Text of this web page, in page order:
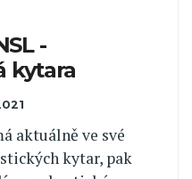
-
kytara
aktuálně ve své
kytar, pak